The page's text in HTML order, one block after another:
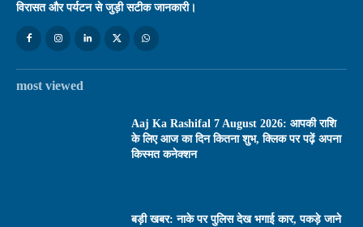
विरासत और पर्यटन से जुड़ी सटीक जानकारी।
most viewed
Aaj Ka Rashifal 7 August 2026: आपकी राशि
के लिए आज का दिन कितना शुभ, क्लिक पर पढ़ें अपना
किस्मत कनेक्शन
बड़ी खबर: नाके पर पुलिस देख भगाई कार, पकड़े जाने